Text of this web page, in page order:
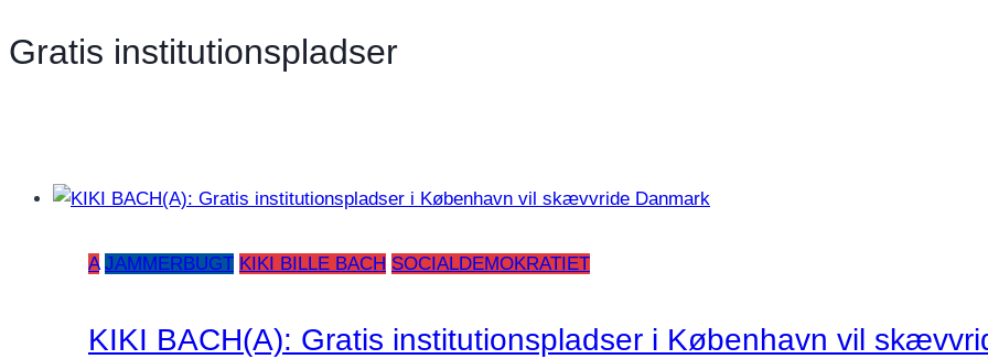
Gratis institutionspladser
A JAMMERBUGT KIKI BILLE BACH SOCIALDEMOKRATIET
KIKI BACH(A): Gratis institutionspladser i København vil